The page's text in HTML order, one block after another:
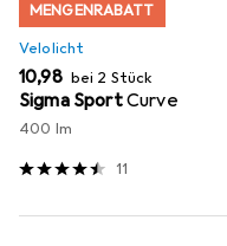
MENGENRABATT
Velolicht
EUR
10,98 bei 2 Stück
Sigma SportCurve
400 lm
11